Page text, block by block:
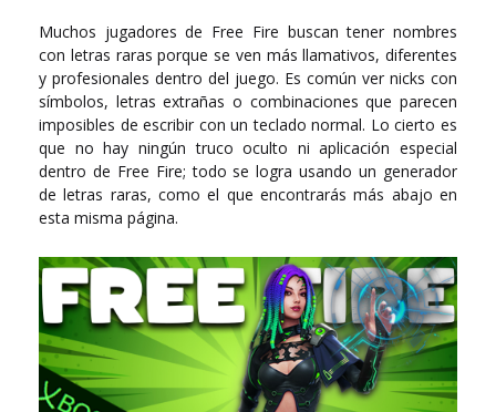
Muchos jugadores de Free Fire buscan tener nombres
con letras raras porque se ven más llamativos, diferentes
y profesionales dentro del juego. Es común ver nicks con
símbolos, letras extrañas o combinaciones que parecen
imposibles de escribir con un teclado normal. Lo cierto es
que no hay ningún truco oculto ni aplicación especial
dentro de Free Fire; todo se logra usando un generador
de letras raras, como el que encontrarás más abajo en
esta misma página.